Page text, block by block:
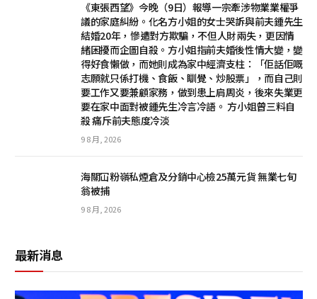
《東張西望》今晚（9日）報導一宗牽涉物業業權爭
議的家庭糾紛。化名方小姐的女士哭訴與前夫鍾先生
結婚20年，慘遭對方欺騙，不但人財兩失，更因情
緒困擾而企圖自殺。方小姐指前夫婚後性情大變，變
得好食懶做，而她則成為家中經濟支柱：「佢話佢嘅
志願就只係打機、食飯、瞓覺、炒股票」，而自己則
要工作又要兼顧家務，做到患上肩周炎，後來失業更
要在家中面對被鍾先生冷言冷語。 方小姐曾三料自
殺 痛斥前夫態度冷淡
9 8 月, 2026
海關冚粉嶺私煙倉及分銷中心檢25萬元貨 無業七旬
翁被捕
9 8 月, 2026
最新消息